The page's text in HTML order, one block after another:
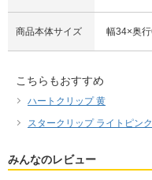
商品本体サイズ 幅34×奥
こちらもおすすめ
ハートクリップ 黄
スタークリップ ライトピンク
みんなのレビュー